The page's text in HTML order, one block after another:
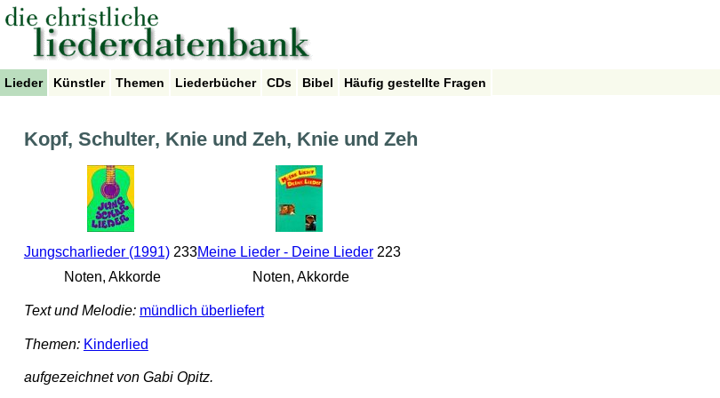
Lieder Künstler Themen Liederbücher CDs Bibel Häufig gestellte Fragen
Kopf, Schulter, Knie und Zeh, Knie und Zeh
Jungscharlieder (1991)233
Noten, Akkorde
Meine Lieder - Deine Lieder223
Noten, Akkorde
Text und Melodie: mündlich überliefert
Themen: Kinderlied
aufgezeichnet von Gabi Opitz.